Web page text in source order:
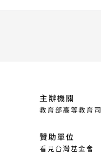
主辦機關
教育部高等教育司
贊助單位
看見台灣基金會